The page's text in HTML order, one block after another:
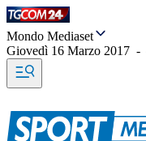
Mondo Mediaset
Giovedì 16 Marzo 2017 -